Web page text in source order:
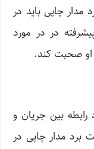
چاپی باید در
در در مورد
او صحبت کند.
بین جریان و
برد مدار چاپی در